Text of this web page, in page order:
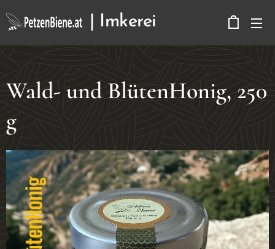
| Imkerei
Kerbitz
Wald- und BlütenHonig, 250
g